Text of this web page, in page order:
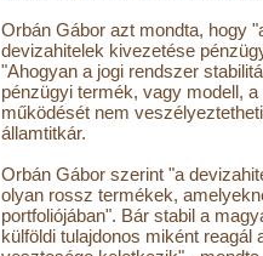
Orbán Gábor azt mondta, hogy
devizahitelek kivezetése
"Ahogyan a jogi rendszer
pénzügyi termék, vagy modell,
működését nem
államtitkár.
Orbán Gábor szerint "a
olyan rossz termékek,
portfoliójában". Bár stabil a
külföldi tulajdonos miként